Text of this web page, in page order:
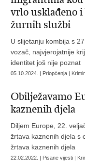
vrlo usklađeno
žurnih službi
U slijetanju kombija s
vozač, najvjerojatnije
identitet još nije poznat
05.10.2024. | Priopćenja |
Obilježavamo
kaznenih djela
Diljem Europe, 22.
žrtava kaznenih djela s
žrtava kaznenih djela
22.02.2022. | Pisane vijesti |